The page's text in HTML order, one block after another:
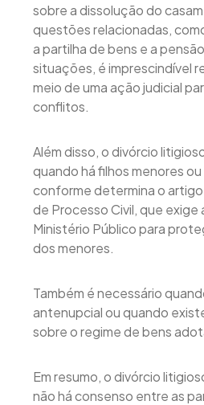
sobre a dissolução do
questões relacionadas,
a partilha de bens e a
situações, é imprescindível
meio de uma ação judicial
conflitos.
Além disso, o divórcio
quando há filhos menores
conforme determina o
de Processo Civil, que
Ministério Público para
dos menores.
Também é necessário
antenupcial ou quando
sobre o regime de bens
Em resumo, o divórcio
não há consenso entre as